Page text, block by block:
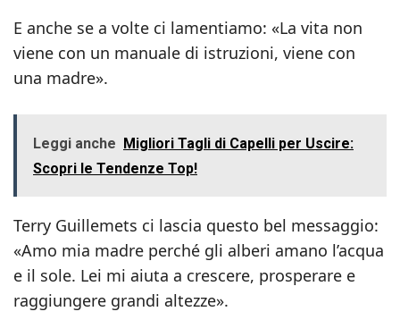
E anche se a volte ci lamentiamo: «La vita non
viene con un manuale di istruzioni, viene con
una madre».
Leggi anche Migliori Tagli di Capelli per Uscire:
Scopri le Tendenze Top!
Terry Guillemets ci lascia questo bel messaggio:
«Amo mia madre perché gli alberi amano l’acqua
e il sole. Lei mi aiuta a crescere, prosperare e
raggiungere grandi altezze».